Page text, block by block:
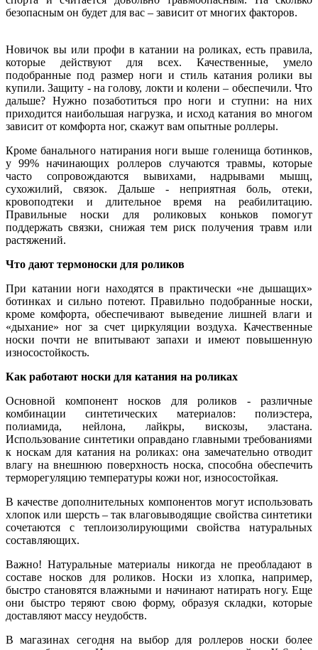
безопасным он будет для вас – зависит от многих факторов.
Новичок вы или профи в катании на роликах, есть правила,
которые действуют для всех. Качественные, умело
подобранные под размер ноги и стиль катания ролики вы
купили. Защиту - на голову, локти и колени – обеспечили. Что
дальше? Нужно позаботиться про ноги и ступни: на них
приходится наибольшая нагрузка, и исход катания во многом
зависит от комфорта ног, скажут вам опытные роллеры.
Кроме банального натирания ноги выше голенища ботинков,
у 99% начинающих роллеров случаются травмы, которые
часто сопровождаются вывихами, надрывами мышц,
сухожилий, связок. Дальше - неприятная боль, отеки,
кровоподтеки и длительное время на реабилитацию.
Правильные носки для роликовых коньков помогут
поддержать связки, снижая тем риск получения травм или
растяжений.
Что дают термоноски для роликов
При катании ноги находятся в практически «не дышащих»
ботинках и сильно потеют. Правильно подобранные носки,
кроме комфорта, обеспечивают выведение лишней влаги и
«дыхание» ног за счет циркуляции воздуха. Качественные
носки почти не впитывают запахи и имеют повышенную
износостойкость.
Как работают носки для катания на роликах
Основной компонент носков для роликов - различные
комбинации синтетических материалов: полиэстера,
полиамида, нейлона, лайкры, вискозы, эластана.
Использование синтетики оправдано главными требованиями
к носкам для катания на роликах: она замечательно отводит
влагу на внешнюю поверхность носка, способна обеспечить
терморегуляцию температуры кожи ног, износостойкая.
В качестве дополнительных компонентов могут использовать
хлопок или шерсть – так влаговыводящие свойства синтетики
сочетаются с теплоизолирующими свойства натуральных
составляющих.
Важно! Натуральные материалы никогда не преобладают в
составе носков для роликов. Носки из хлопка, например,
быстро становятся влажными и начинают натирать ногу. Еще
они быстро теряют свою форму, образуя складки, которые
доставляют массу неудобств.
В магазинах сегодня на выбор для роллеров носки более